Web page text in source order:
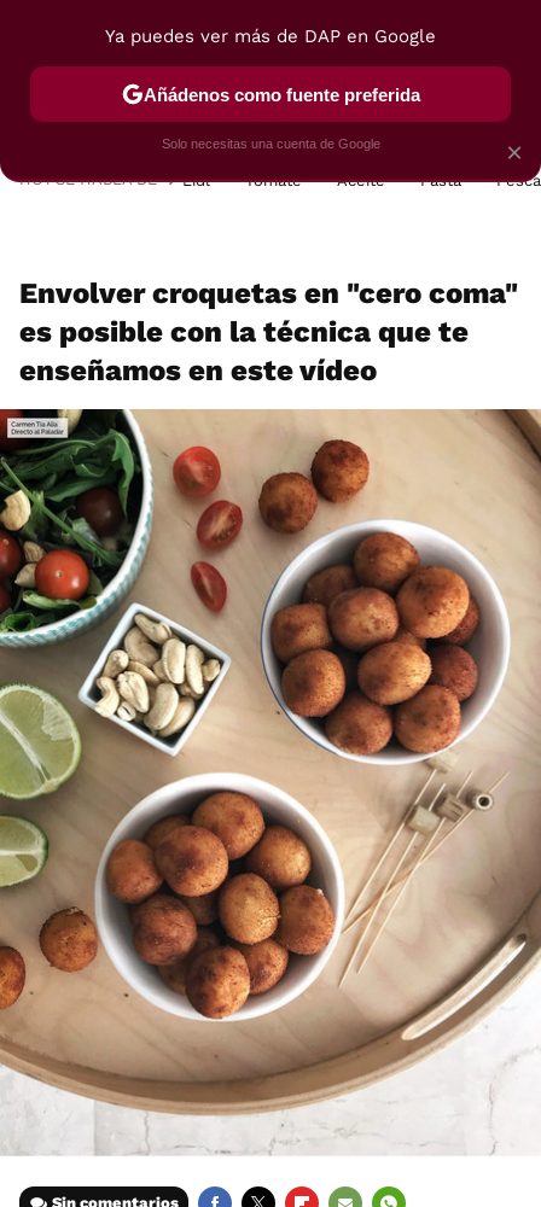
POSTRES VIAJES SELECCIÓN VEGUI
HOY SE HABLA DE Lidl Tomate Aceite Pasta
Envolver croquetas en "cero coma"
es posible con la técnica que te
enseñamos en este vídeo
Sin comentarios
×
Ya puedes ver más de DAP en Google
Añádenos como fuente preferida
Solo necesitas una cuenta de Google